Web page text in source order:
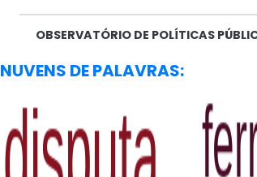
OBSERVATÓRIO DE POLÍTICAS
NUVENS DE PALAVRAS: